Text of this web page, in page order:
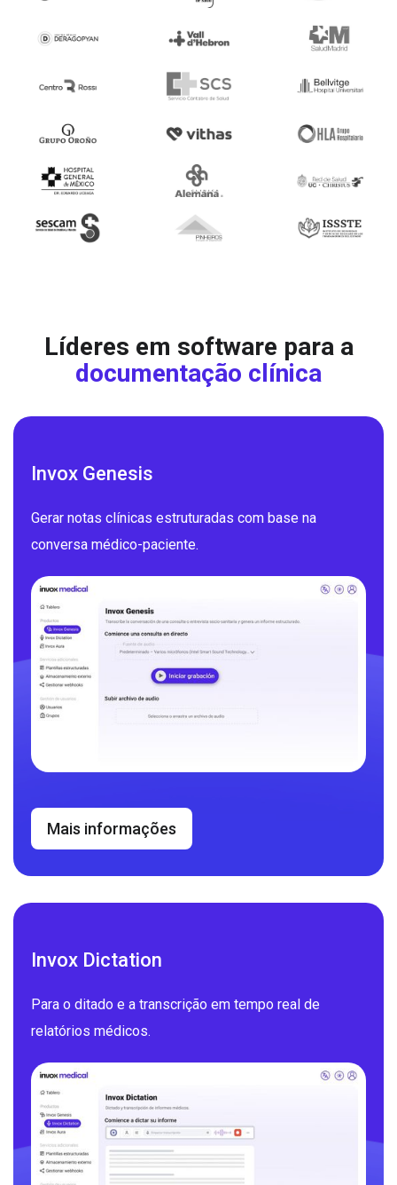
Líderes em software para a
documentação clínica
Invox Genesis
Gerar notas clínicas estruturadas com base na
conversa médico-paciente.
Mais informações
Invox Dictation
Para o ditado e a transcrição em tempo real de
relatórios médicos.